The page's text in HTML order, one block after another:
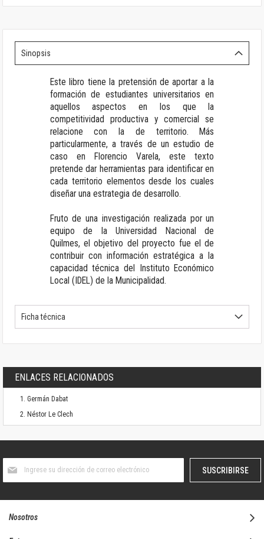
Sinopsis
Este libro tiene la pretensión de aportar a la
formación de estudiantes universitarios en
aquellos aspectos en los que la
competitividad productiva y comercial se
relacione con la de territorio. Más
particularmente, a través de un estudio de
caso en Florencio Varela, este texto
pretende dar herramientas para identificar en
cada territorio elementos desde los cuales
diseñar una estrategia de desarrollo.
Fruto de una investigación realizada por un
equipo de la Universidad Nacional de
Quilmes, el objetivo del proyecto fue el de
contribuir con información estratégica a la
capacidad técnica del Instituto Económico
Local (IDEL) de la Municipalidad.
Ficha técnica
ENLACES RELACIONADOS
Germán Dabat
Néstor Le Clech
boletín
SUSCRIBIRSE
Nosotros